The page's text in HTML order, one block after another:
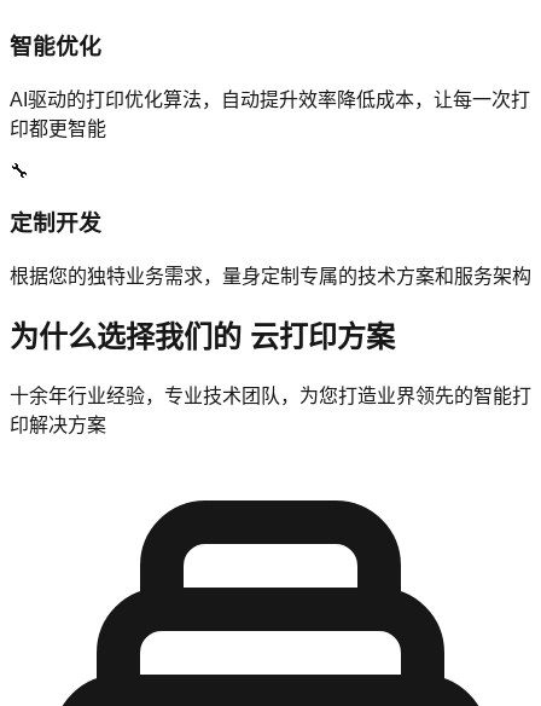
智能优化
AI驱动的打印优化算法，自动提升效率降低成本，让每一次打
印都更智能
🔧
定制开发
根据您的独特业务需求，量身定制专属的技术方案和服务架构
为什么选择我们的 云打印方案
十余年行业经验，专业技术团队，为您打造业界领先的智能打
印解决方案